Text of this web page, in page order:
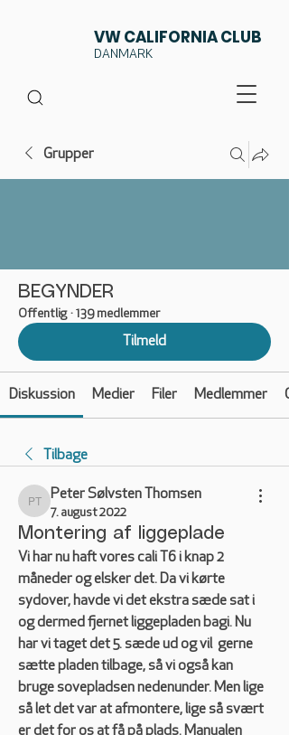
VW CALIFORNIA CLUB
DANMARK
Grupper
BEGYNDER
Offentlig · 139 medlemmer
Tilmeld
Diskussion Medier Filer Medlemmer
Tilbage
Peter Sølvsten Thomsen
Peter Sølvsten Thomsen
7. august 2022
Montering af liggeplade
Vi har nu haft vores cali T6 i knap 2
måneder og elsker det. Da vi kørte
sydover, havde vi det ekstra sæde sat i
og dermed fjernet liggepladen bagi. Nu
har vi taget det 5. sæde ud og vil  gerne
sætte pladen tilbage, så vi også kan
bruge sovepladsen nedenunder. Men lige
så let det var at afmontere, lige så svært
er det for os at få på plads. Manualen